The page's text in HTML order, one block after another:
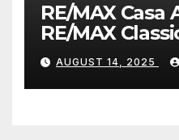
RE/MAX Casa
RE/MAX
liiketoiminnan
AUGUST 14, 2025